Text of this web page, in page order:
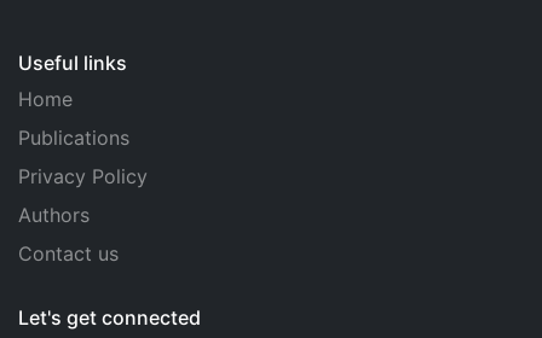
Useful links
Home
Publications
Privacy Policy
Authors
Contact us
Let's get connected